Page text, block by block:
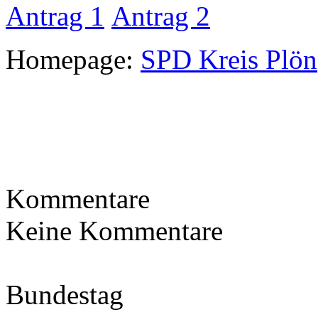
Antrag 1 Antrag 2
Homepage: SPD Kreis Plön
Kommentare
Keine Kommentare
Bundestag